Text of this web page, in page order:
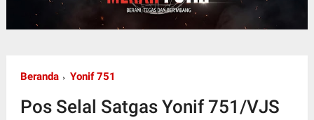
Beranda Yonif 751
Pos Selal Satgas Yonif 751/VJS